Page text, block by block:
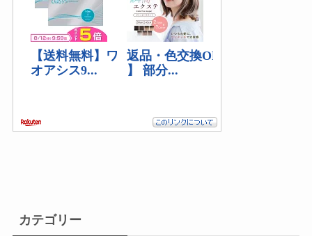
(2)
カテゴリー